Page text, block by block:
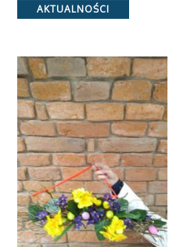
Categories
AKTUALNOŚCI